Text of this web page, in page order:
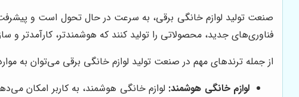
صنعت تولید لوازم خانگی برقی، به سرعت در حال تحول است و
فناوری‌های جدید، محصولاتی را تولید کنند که هوشمندتر، کارآمدتر و
از جمله ترندهای مهم در صنعت تولید لوازم خانگی برقی می‌توان به
لوازم خانگی هوشمند: لوازم خانگی هوشمند، به کاربر امکان